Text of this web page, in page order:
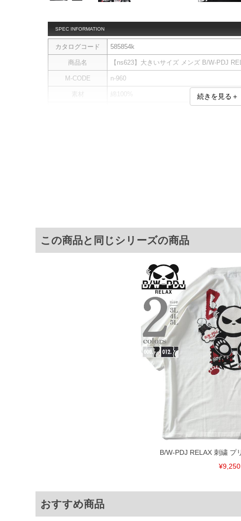
SPEC INFORMATION
カタログコード 585854k
商品名 【ns623】大きいサイズ メンズ B/W-PDJ
M-CODE n-960
綿100%
B/W-PDJのメインモチーフである「BWパ
プリントをデザインしたラグジュアリーな
5L 62
※商品によって若干のサイズの誤差がございま
面）によって、商品の色味が若干異なる場合が
※上記サイズが実際の商品に付いているタグの
商品付属タグの記載もご確認下さい。
※当店での掲載商品は、実店鋪と在庫を共用し
寄せ等により、お客様にご迷惑をお掛けしてし
限に努めておりますが、もしあった場合速やか
※【ボトムの裾上げをご希望の場合】
裾上げ料金は500円+税となります。
備考欄に股下●cmとご記入下さい。（裾上げ無
1本5,999円以下の商品は有料（500円+税）とな
出荷まで約1週間～20日間程お時間を頂く場合が
尚、裾上げした商品は返品・交換不可となりま
一部、お直しに対応出来ない商品がございます
端なデザインが施されている等)
※【返品交換について】
下着(肌着)やワイシャツは商品の性質上、返品
続きを見る＋
この商品と同じシリーズの商品
B/W-PDJ RELAX 刺繍 プ
¥9,250
おすすめ商品